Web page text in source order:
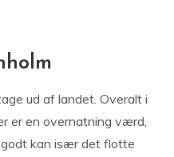
ud af landet. Overalt i
er en overnatning værd,
kan især det flotte